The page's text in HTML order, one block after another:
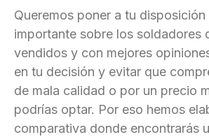
Queremos poner a tu
importante sobre los soldadores
vendidos y con mejores
en tu decisión y evitar que
de mala calidad o por un precio
podrías optar. Por eso hemos
comparativa donde encontrarás